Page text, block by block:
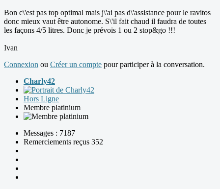
Bon c\'est pas top optimal mais j\'ai pas d\'assistance pour le ravitos
donc mieux vaut être autonome. S\'il fait chaud il faudra de toutes
les façons 4/5 litres. Donc je prévois 1 ou 2 stop&go !!!
Ivan
Connexion ou Créer un compte pour participer à la conversation.
Charly42
Hors Ligne
Membre platinium
Messages : 7187
Remerciements reçus 352